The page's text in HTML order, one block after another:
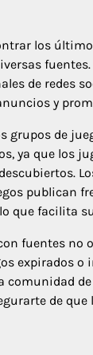
los
de redes
y
grupos de
ya que los
publican
que facilita
fuentes no
expirados o
comunidad
de que